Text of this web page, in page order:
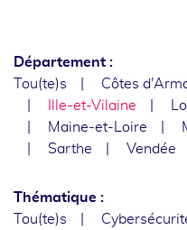
Département :
Tou(te)s
Côtes
Ille-et-Vilaine
Maine-et-Loire
Sarthe
Vendée
Thématique :
Tou(te)s